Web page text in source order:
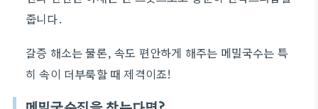
줍니다.
갈증 해소는 물론, 속도 편안하게 해주는 메밀국수는 특
히 속이 더부룩할 때 제격이죠!